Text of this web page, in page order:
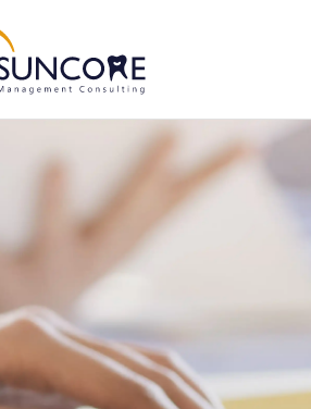
Suncore好物
Suncore好物總覽
Suncore竹好刷
我的